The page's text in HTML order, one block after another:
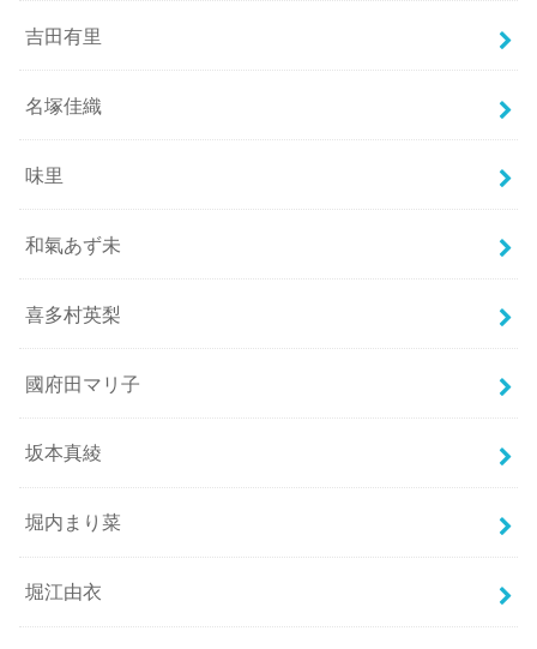
吉田有里
名塚佳織
味里
和氣あず未
喜多村英梨
國府田マリ子
坂本真綾
堀内まり菜
堀江由衣